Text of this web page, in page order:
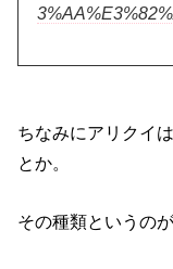
ちなみにアリクイ
とか。
その種類というの